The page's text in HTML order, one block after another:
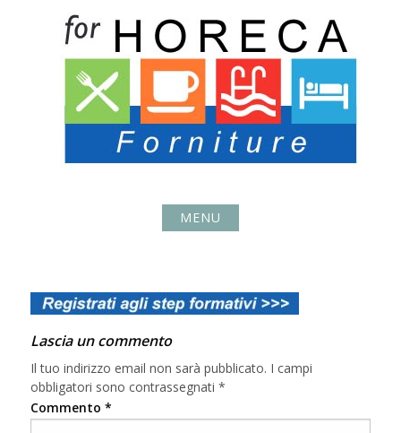
MENU
Lascia un commento
Il tuo indirizzo email non sarà pubblicato. I campi
obbligatori sono contrassegnati *
Commento *